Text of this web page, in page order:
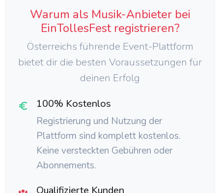
Warum als Musik-Anbieter bei
EinTollesFest registrieren?
Österreichs führende Event-Plattform
bietet dir die besten Voraussetzungen für
deinen Erfolg
100% Kostenlos
Registrierung und Nutzung der
Plattform sind komplett kostenlos.
Keine versteckten Gebühren oder
Abonnements.
Qualifizierte Kunden